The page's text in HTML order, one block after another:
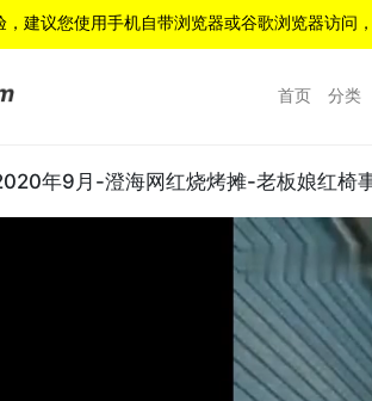
建议您使用手机自带浏览器或谷歌浏览器访问，
首页 分类
年9月-澄海网红烧烤摊-老板娘红椅